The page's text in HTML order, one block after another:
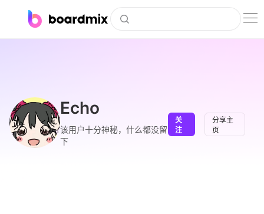
下载
会员
企业服务
Echo
该用户十分神秘，什么都没留
下
关
注
分享主
页